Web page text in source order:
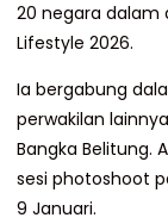
20 negara dalam
Lifestyle 2026.
Ia bergabung
perwakilan
Bangka Belitung.
sesi photoshoot
9 Januari.